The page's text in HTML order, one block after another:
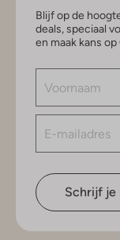
Blijf op de
deals, speciaal
en maak kans
Schrijf je